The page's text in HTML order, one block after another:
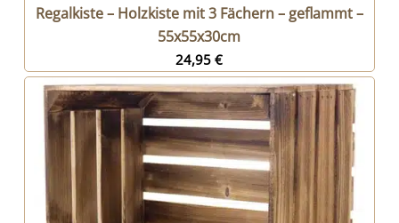
Regalkiste – Holzkiste mit 3 Fächern – geflammt –
55x55x30cm
24,95€